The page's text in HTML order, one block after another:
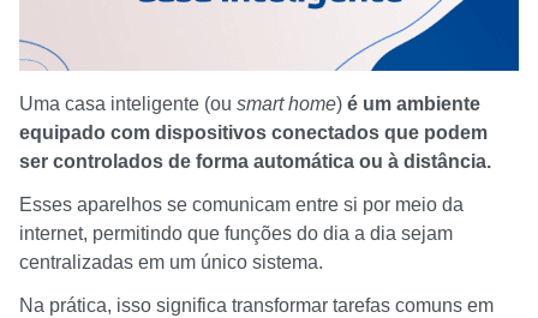
Uma casa inteligente (ou smart home) é um ambiente
equipado com dispositivos conectados que podem
ser controlados de forma automática ou à distância.
Esses aparelhos se comunicam entre si por meio da
internet, permitindo que funções do dia a dia sejam
centralizadas em um único sistema.
Na prática, isso significa transformar tarefas comuns em